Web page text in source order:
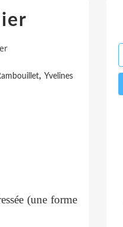
, Yvelines
(une forme